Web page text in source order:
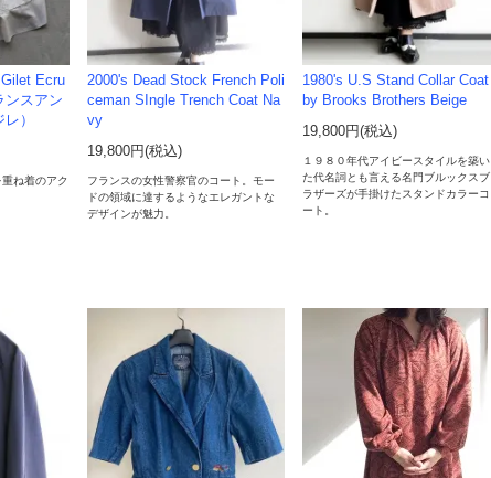
Ecru
ンスアン
）
ね着のアク
2000's Dead Stock French Poli
ceman SIngle Trench Coat Na
vy
19,800円(税込)
フランスの女性警察官のコート。モー
ドの領域に達するようなエレガントな
デザインが魅力。
1980's U.S Stand Collar Coat
by Brooks Brothers Beige
19,800円(税込)
１９８０年代アイビースタイルを築い
た代名詞とも言える名門ブルックスブ
ラザーズが手掛けたスタンドカラーコ
ート。